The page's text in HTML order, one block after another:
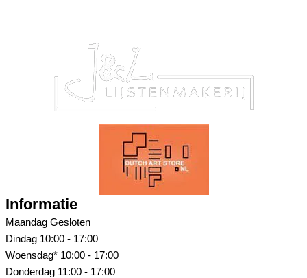
Informatie
Maandag Gesloten
Dindag 10:00 - 17:00
Woensdag* 10:00 - 17:00
Donderdag 11:00 - 17:00